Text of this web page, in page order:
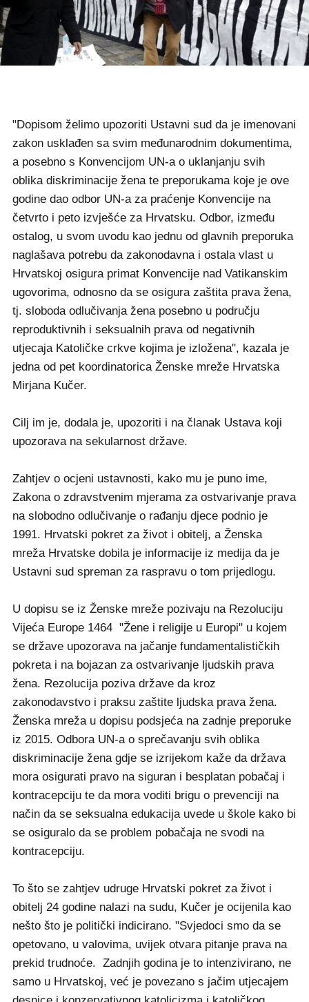
"Dopisom želimo upozoriti Ustavni sud da je imenovani
zakon usklađen sa svim međunarodnim dokumentima,
a posebno s Konvencijom UN-a o uklanjanju svih
oblika diskriminacije žena te preporukama koje je ove
godine dao odbor UN-a za praćenje Konvencije na
četvrto i peto izvješće za Hrvatsku. Odbor, između
ostalog, u svom uvodu kao jednu od glavnih preporuka
naglašava potrebu da zakonodavna i ostala vlast u
Hrvatskoj osigura primat Konvencije nad Vatikanskim
ugovorima, odnosno da se osigura zaštita prava žena,
tj. sloboda odlučivanja žena posebno u području
reproduktivnih i seksualnih prava od negativnih
utjecaja Katoličke crkve kojima je izložena", kazala je
jedna od pet koordinatorica Ženske mreže Hrvatska
Mirjana Kučer.
Cilj im je, dodala je, upozoriti i na članak Ustava koji
upozorava na sekularnost države.
Zahtjev o ocjeni ustavnosti, kako mu je puno ime,
Zakona o zdravstvenim mjerama za ostvarivanje prava
na slobodno odlučivanje o rađanju djece podnio je
1991. Hrvatski pokret za život i obitelj, a Ženska
mreža Hrvatske dobila je informacije iz medija da je
Ustavni sud spreman za raspravu o tom prijedlogu.
U dopisu se iz Ženske mreže pozivaju na Rezoluciju
Vijeća Europe 1464 "Žene i religije u Europi" u kojem
se države upozorava na jačanje fundamentalističkih
pokreta i na bojazan za ostvarivanje ljudskih prava
žena. Rezolucija poziva države da kroz
zakonodavstvo i praksu zaštite ljudska prava žena.
Ženska mreža u dopisu podsjeća na zadnje preporuke
iz 2015. Odbora UN-a o sprečavanju svih oblika
diskriminacije žena gdje se izrijekom kaže da država
mora osigurati pravo na siguran i besplatan pobačaj i
kontracepciju te da mora voditi brigu o prevenciji na
način da se seksualna edukacija uvede u škole kako bi
se osiguralo da se problem pobačaja ne svodi na
kontracepciju.
To što se zahtjev udruge Hrvatski pokret za život i
obitelj 24 godine nalazi na sudu, Kučer je ocijenila kao
nešto što je politički indicirano. "Svjedoci smo da se
opetovano, u valovima, uvijek otvara pitanje prava na
prekid trudnoće. Zadnjih godina je to intenzivirano, ne
samo u Hrvatskoj, već je povezano s jačim utjecajem